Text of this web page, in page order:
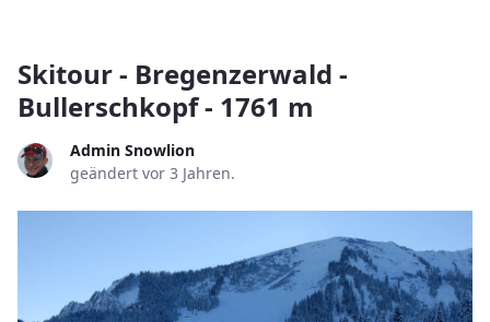
Skitour - Bregenzerwald -
Bullerschkopf - 1761 m
Admin Snowlion
geändert vor 3 Jahren.